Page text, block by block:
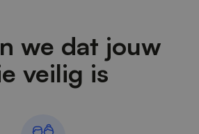
we dat jouw
veilig is